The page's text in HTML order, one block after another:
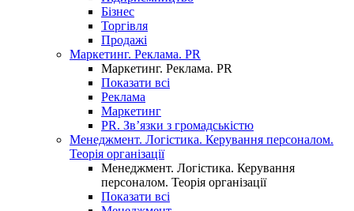
Бізнес
Торгівля
Продажі
Маркетинг. Реклама. PR
Маркетинг. Реклама. PR
Показати всі
Реклама
Маркетинг
PR. Зв’язки з громадськістю
Менеджмент. Логістика. Керування персоналом.
Теорія організації
Менеджмент. Логістика. Керування
персоналом. Теорія організації
Показати всі